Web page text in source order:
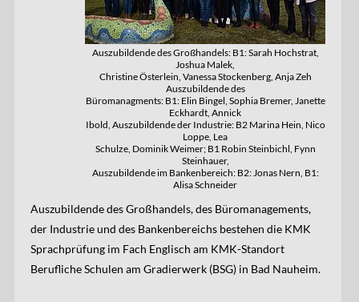
Auszubildende des Großhandels: B1: Sarah Hochstrat,
Joshua Malek,
Christine Österlein, Vanessa Stockenberg, Anja Zeh
Auszubildende des
Büromanagments: B1: Elin Bingel, Sophia Bremer, Janette
Eckhardt, Annick
Ibold, Auszubildende der Industrie: B2 Marina Hein, Nico
Loppe, Lea
Schulze, Dominik Weimer; B1 Robin Steinbichl, Fynn
Steinhauer,
Auszubildende im Bankenbereich: B2: Jonas Nern, B1:
Alisa Schneider
Auszubildende des Großhandels, des Büromanagements,
der Industrie und des Bankenbereichs bestehen die KMK
Sprachprüfung im Fach Englisch am KMK-Standort
Berufliche Schulen am Gradierwerk (BSG) in Bad Nauheim.